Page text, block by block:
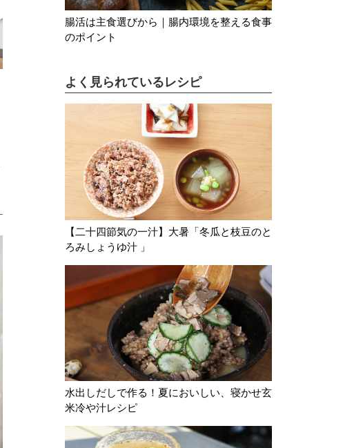
腸活は主食選びから｜腸内環境を整える食事
のポイント
よく見られているレシピ
【二十四節気の一汁】大暑「冬瓜と枝豆のと
ろみしょうゆ汁 」
水出しだしで作る！夏においしい、寝かせ玄
米冷や汁レシピ